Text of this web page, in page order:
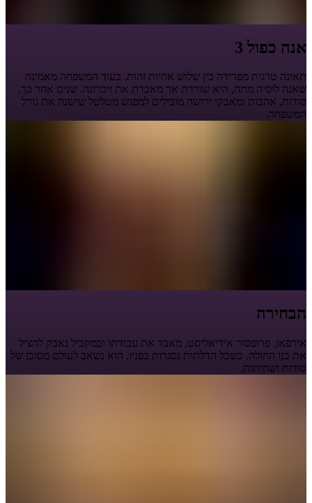
אנה כפול 3
תאונה טרגית מפרידה בין שלוש אחיות זהות. בעוד המשפחה מאמינה
שאנה לוסיה מתה, היא שורדת אך מאבדת את זיכרונה. שנים אחר כך,
סודות, אהבות ומאבקי ירושה מובילים למפגש מטלטל שישנה את גורל
המשפחה.
הבחירה
אירפאן, פרופסור אידיאליסט, מאבד את עבודתו ובמקביל נאבק להציל
את בנו החולה. כשכל הדלתות נסגרות בפניו, הוא נשאב לעולם מסוכן של
סודות ושחיתות.